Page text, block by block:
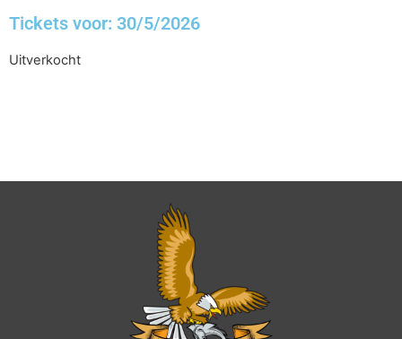
Tickets voor: 30/5/2026
Uitverkocht